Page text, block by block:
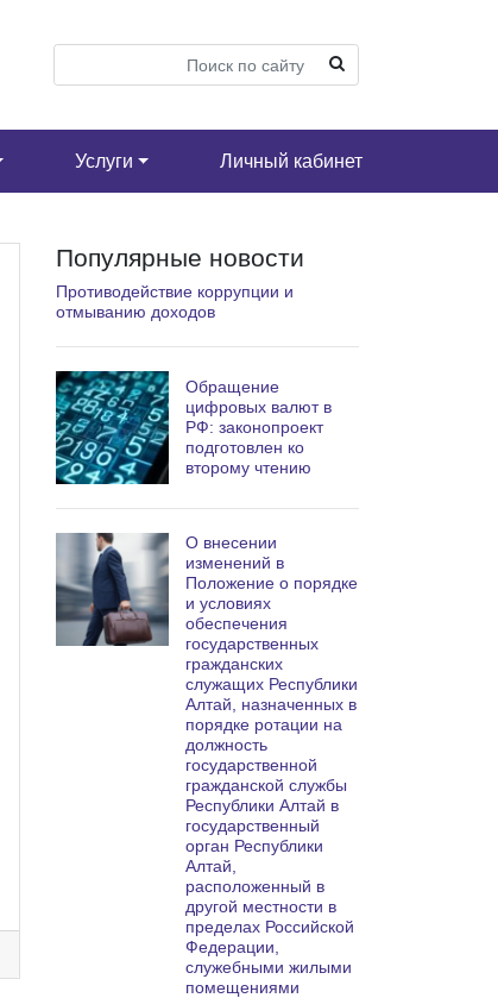
Услуги Личный кабинет
Популярные новости
Противодействие коррупции и
отмыванию доходов
Обращение
цифровых валют в
РФ: законопроект
подготовлен ко
второму чтению
О внесении
изменений в
Положение о порядке
и условиях
обеспечения
государственных
гражданских
служащих Республики
Алтай, назначенных в
порядке ротации на
должность
государственной
гражданской службы
Республики Алтай в
государственный
орган Республики
Алтай,
расположенный в
другой местности в
пределах Российской
Федерации,
служебными жилыми
помещениями